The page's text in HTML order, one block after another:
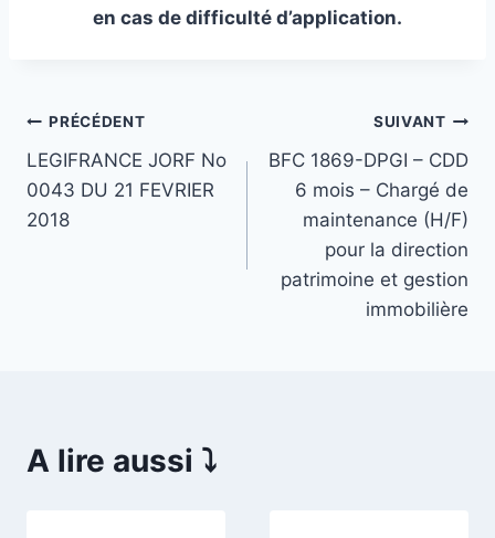
en cas de difficulté d’application.
Navigation
de
l’article
PRÉCÉDENT
LEGIFRANCE JORF No
0043 DU 21 FEVRIER
2018
SUIVANT
BFC 1869-DPGI – CDD
6 mois – Chargé de
maintenance (H/F)
pour la direction
patrimoine et gestion
immobilière
A lire aussi ⤵️